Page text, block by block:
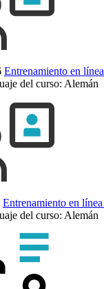
Entrenamiento en línea
del curso: Alemán
Entrenamiento en línea
del curso: Alemán